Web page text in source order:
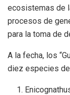
ecosistemas de
procesos de
para la toma de
A la fecha, los
diez especies de